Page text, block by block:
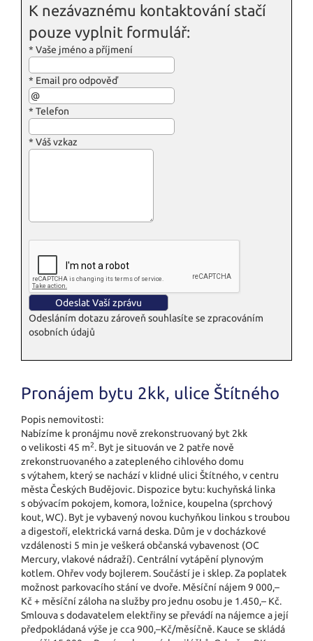
K nezávaznému kontaktování stačí
pouze vyplnit formulář:
* Vaše jméno a příjmení
* Email pro odpověď
* Telefon
* Váš vzkaz
Odesláním dotazu zároveň souhlasíte se zpracováním
osobních údajů
Pronájem bytu 2kk, ulice Štítného
Popis nemovitosti:
Nabízíme k pronájmu nově zrekonstruovaný byt 2kk
o velikosti 45 m2. Byt je situován ve 2 patře nově
zrekonstruovaného a zatepleného cihlového domu
s výtahem, který se nachází v klidné ulici Štítného, v centru
města Českých Budějovic. Dispozice bytu: kuchyňská linka
s obývacím pokojem, komora, ložnice, koupelna (sprchový
kout, WC). Byt je vybavený novou kuchyňkou linkou s troubou
a digestoří, elektrická varná deska. Dům je v docházkové
vzdálenosti 5 min je veškerá občanská vybavenost (OC
Mercury, vlakové nádraží). Centrální vytápění plynovým
kotlem. Ohřev vody bojlerem. Součástí je i sklep. Za poplatek
možnost parkovacího stání ve dvoře. Měsíční nájem 9 000,–
Kč + měsíční záloha na služby pro jednu osobu je 1.450,– Kč.
Smlouva s dodavatelem elektřiny se převádí na nájemce a její
předpokládaná výše je cca 900,–Kč/měsíčně. Kauce se skládá